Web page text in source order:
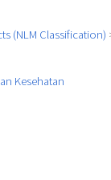
(NLM Classification)
Kesehatan